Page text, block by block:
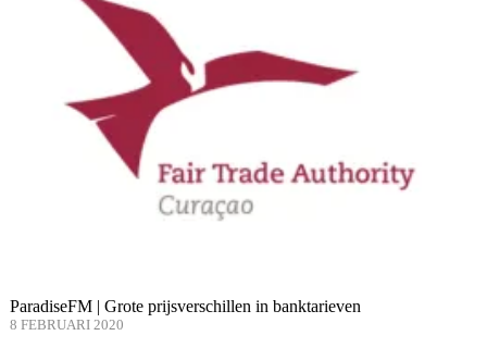
ParadiseFM | Grote prijsverschillen in banktarieven
8 FEBRUARI 2020